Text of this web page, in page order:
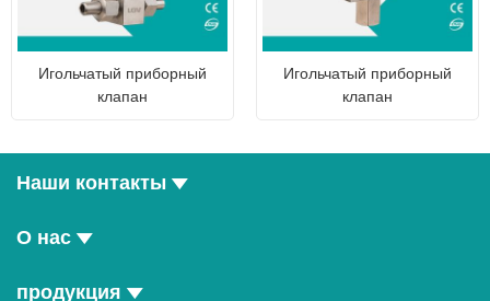
Игольчатый приборный
клапан
Игольчатый приборный
клапан
Наши контакты
О нас
продукция